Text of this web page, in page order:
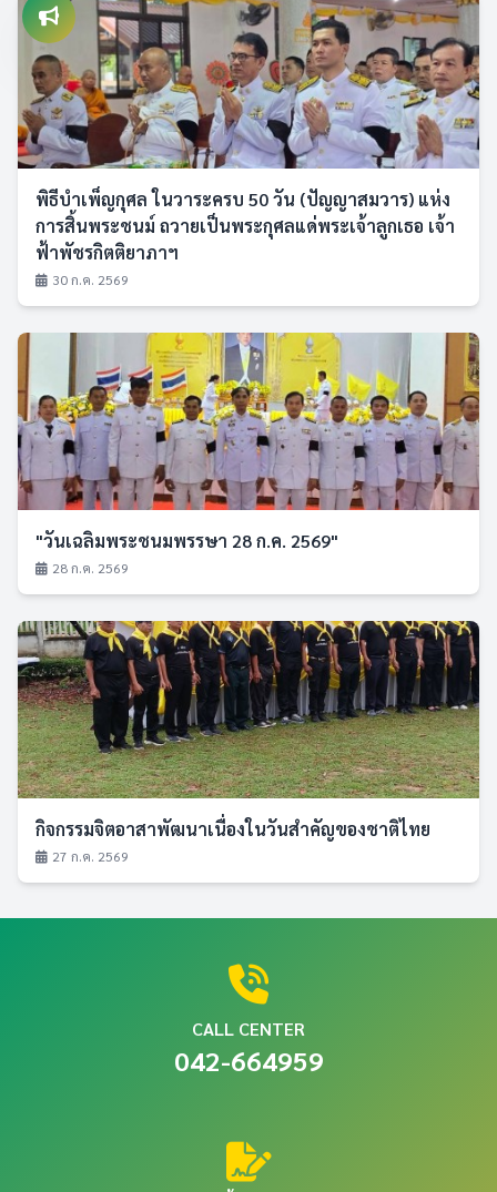
พิธีบำเพ็ญกุศล ในวาระครบ 50 วัน (ปัญญาสมวาร) แห่ง
การสิ้นพระชนม์ ถวายเป็นพระกุศลแด่พระเจ้าลูกเธอ เจ้า
ฟ้าพัชรกิตติยาภาฯ
30 ก.ค. 2569
"วันเฉลิมพระชนมพรรษา 28 ก.ค. 2569"
28 ก.ค. 2569
กิจกรรมจิตอาสาพัฒนาเนื่องในวันสำคัญของชาติไทย
27 ก.ค. 2569
CALL CENTER
042-664959